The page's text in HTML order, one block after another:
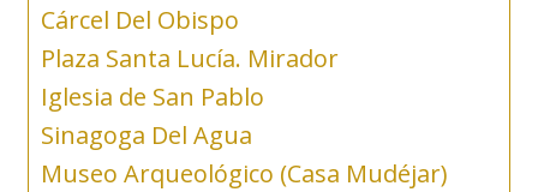
Cárcel Del Obispo
Plaza Santa Lucía. Mirador
Iglesia de San Pablo
Sinagoga Del Agua
Museo Arqueológico (Casa Mudéjar)